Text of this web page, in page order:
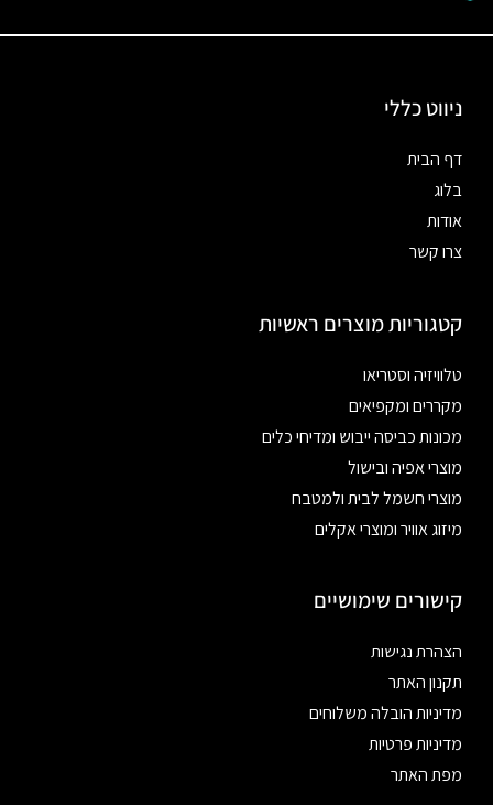
ניווט כללי
דף הבית
בלוג
אודות
צרו קשר
קטגוריות מוצרים ראשיות
טלוויזיה וסטריאו
מקררים ומקפיאים
מכונות כביסה ייבוש ומדיחי כלים
מוצרי אפיה ובישול
מוצרי חשמל לבית ולמטבח
מיזוג אוויר ומוצרי אקלים
קישורים שימושיים
הצהרת נגישות
תקנון האתר
מדיניות הובלה משלוחים
מדיניות פרטיות
מפת האתר